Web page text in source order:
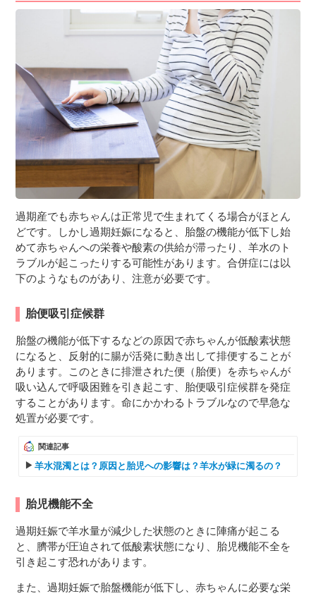
過期産でも赤ちゃんは正常児で生まれてくる場合がほとん
どです。しかし過期妊娠になると、胎盤の機能が低下し始
めて赤ちゃんへの栄養や酸素の供給が滞ったり、羊水のト
ラブルが起こったりする可能性があります。合併症には以
下のようなものがあり、注意が必要です。
胎便吸引症候群
胎盤の機能が低下するなどの原因で赤ちゃんが低酸素状態
になると、反射的に腸が活発に動き出して排便することが
あります。このときに排泄された便（胎便）を赤ちゃんが
吸い込んで呼吸困難を引き起こす、胎便吸引症候群を発症
することがあります。命にかかわるトラブルなので早急な
処置が必要です。
関連記事
羊水混濁とは？原因と胎児への影響は？羊水が緑に濁るの？
胎児機能不全
過期妊娠で羊水量が減少した状態のときに陣痛が起こる
と、臍帯が圧迫されて低酸素状態になり、胎児機能不全を
引き起こす恐れがあります。
また、過期妊娠で胎盤機能が低下し、赤ちゃんに必要な栄